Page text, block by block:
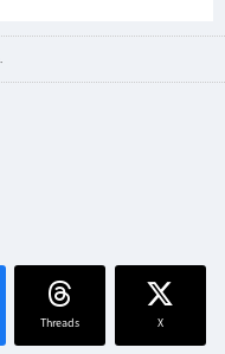
Threads X